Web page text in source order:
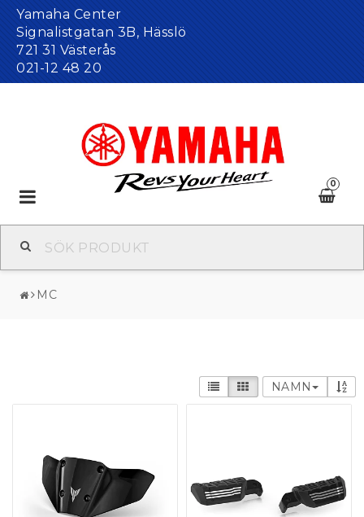
Yamaha Center
Signalistgatan 3B, Hässlö
721 31 Västerås
021-12 48 20
0
Toggle
navigation
MC
NAMN